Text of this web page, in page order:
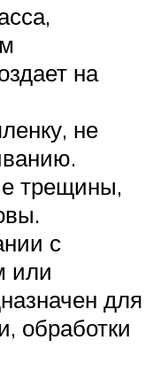
на
не
трещины,
с
или
для
обработки